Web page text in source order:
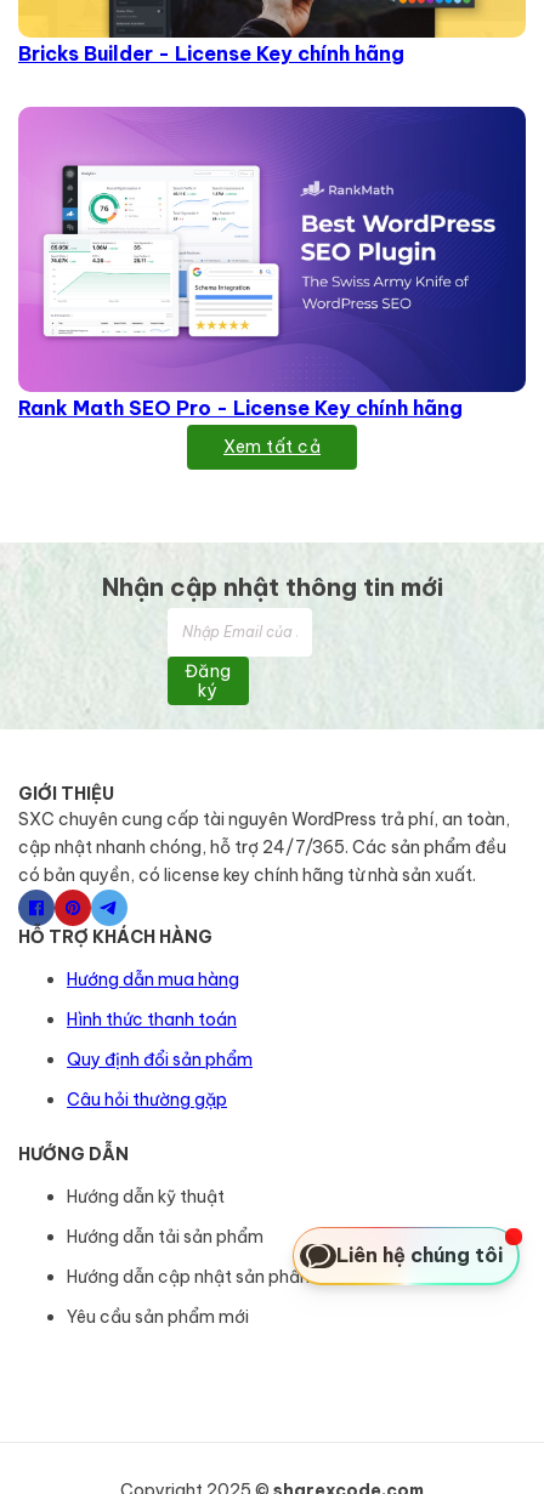
Bricks Builder - License Key chính hãng
Rank Math SEO Pro - License Key chính hãng
Xem tất cả
Nhận cập nhật thông tin mới
Đăng
ký
GIỚI THIỆU
SXC chuyên cung cấp tài nguyên WordPress trả phí, an toàn,
cập nhật nhanh chóng, hỗ trợ 24/7/365. Các sản phẩm đều
có bản quyền, có license key chính hãng từ nhà sản xuất.
HỖ TRỢ KHÁCH HÀNG
Hướng dẫn mua hàng
Hình thức thanh toán
Quy định đổi sản phẩm
Câu hỏi thường gặp
HƯỚNG DẪN
Hướng dẫn kỹ thuật
Hướng dẫn tải sản phẩm
Hướng dẫn cập nhật sản phẩm
Yêu cầu sản phẩm mới
Liên hệ chúng tôi